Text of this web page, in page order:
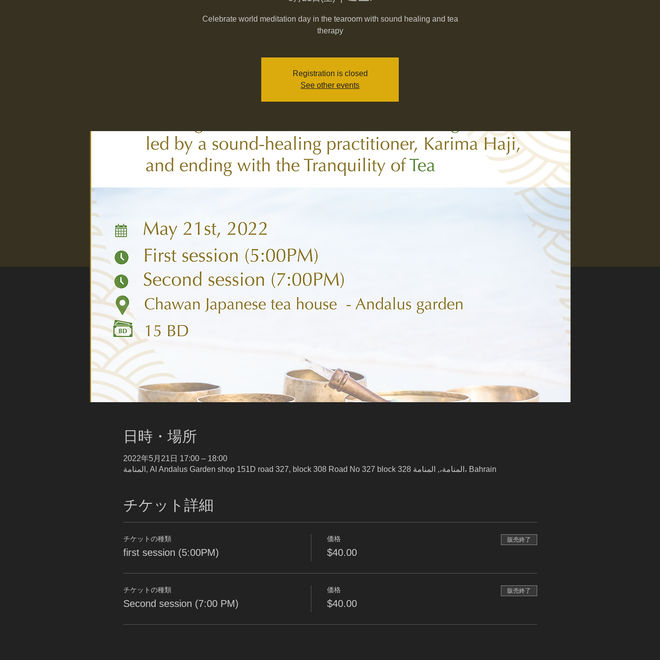
Celebrate world meditation day in the tearoom with sound healing and tea
therapy
Registration is closed
See other events
日時・場所
2022年5月21日 17:00 – 18:00
المنامة, Al Andalus Garden shop 151D road 327, block 308 Road No 327 block 328 المنامة،, المنامة، Bahrain
チケット詳細
チケットの種類
first session (5:00PM)
価格
$40.00
販売終了
チケットの種類
Second session (7:00 PM)
価格
$40.00
販売終了